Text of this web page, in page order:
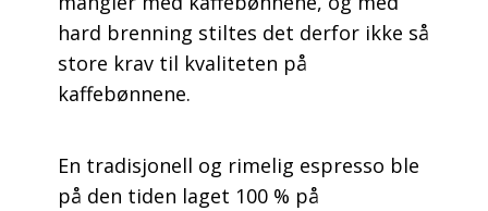
hard brenning stiltes det derfor ikke så
store krav til kvaliteten på
kaffebønnene.
En tradisjonell og rimelig espresso ble
på den tiden laget 100 % på